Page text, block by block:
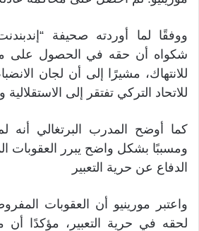
ووفقًا لما أوردته صحيفة
شكواه أن حقه في الحصول على
للانتهاك، مشيرًا إلى أن لجان
للاتحاد التركي تفتقر إلى الاستقلالية
كما أوضح المدرب البرتغالي أنه
ومسببًا بشكل واضح يبرر العقوبات
الدفاع عن حرية التعبير
واعتبر مورينيو أن العقوبات
لحقه في حرية التعبير، مؤكدًا